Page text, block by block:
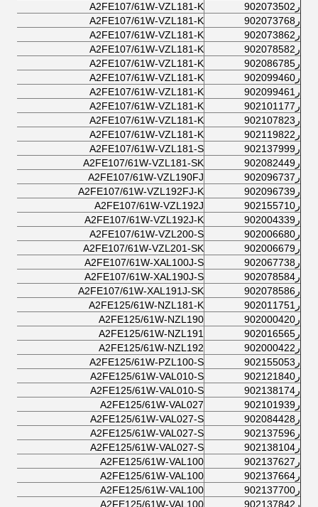
ر902073502
A2FE107/61W-VZL181-K
ر902073768
A2FE107/61W-VZL181-K
ر902073862
A2FE107/61W-VZL181-K
ر902078582
A2FE107/61W-VZL181-K
ر902086785
A2FE107/61W-VZL181-K
ر902099460
A2FE107/61W-VZL181-K
ر902099461
A2FE107/61W-VZL181-K
ر902101177
A2FE107/61W-VZL181-K
ر902107823
A2FE107/61W-VZL181-K
ر902119822
A2FE107/61W-VZL181-K
ر902137999
A2FE107/61W-VZL181-S
ر902082449
A2FE107/61W-VZL181-SK
ر902096737
A2FE107/61W-VZL190FJ
ر902096739
A2FE107/61W-VZL192FJ-K
ر902155710
A2FE107/61W-VZL192J
ر902004339
A2FE107/61W-VZL192J-K
ر902006680
A2FE107/61W-VZL200-S
ر902006679
A2FE107/61W-VZL201-SK
ر902067738
A2FE107/61W-XAL100J-S
ر902078584
A2FE107/61W-XAL190J-S
ر902078586
A2FE107/61W-XAL191J-SK
ر902011751
A2FE125/61W-NZL181-K
ر902000420
A2FE125/61W-NZL190
ر902016565
A2FE125/61W-NZL191
ر902000422
A2FE125/61W-NZL192
ر902155053
A2FE125/61W-PZL100-S
ر902121840
A2FE125/61W-VAL010-S
ر902138174
A2FE125/61W-VAL010-S
ر902101939
A2FE125/61W-VAL027
ر902084428
A2FE125/61W-VAL027-S
ر902137596
A2FE125/61W-VAL027-S
ر902138104
A2FE125/61W-VAL027-S
ر902137627
A2FE125/61W-VAL100
ر902137664
A2FE125/61W-VAL100
ر902137700
A2FE125/61W-VAL100
ر902137842
A2FE125/61W-VAL100